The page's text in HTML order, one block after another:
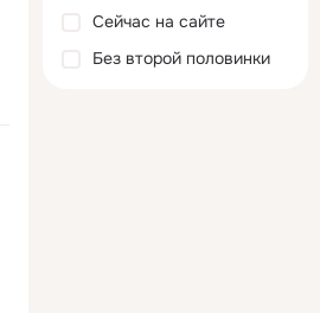
Сейчас на сайте
Без второй половинки